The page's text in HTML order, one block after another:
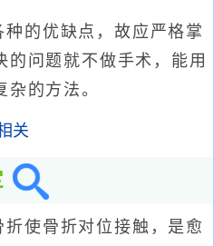
的优缺点，故应严格掌
的问题就不做手术，能用
的方法。
关
使骨折对位接触，是愈